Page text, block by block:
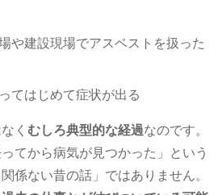
や建設現場でアスベストを扱った
てはじめて症状が出る
く むしろ典型的な経過なのです。
てから病気が見つかった」という
係ない昔の話」ではありません。